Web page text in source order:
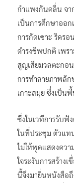
กำแพงกันคลื่น จา
เป็นการศึกษาออ
การกัดเซาะ ริดร
ดำรงชีพปกติ เพร
สูญเสียมวลตะกอ
การทำลายภาพลั
เกาะสมุย ซึ่งเป็น
ซึ่งในเวทีการรับฟั
ในที่ประชุม ตัวแท
ไม่ให้พูดแสดงคว
ใจระงับการสร้าง
นี้จึงมายื่นหนังสือ